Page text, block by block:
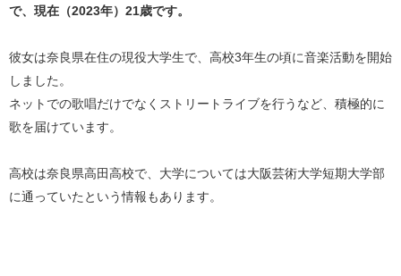
で、現在（2023年）21歳です。
彼女は奈良県在住の現役大学生で、高校3年生の頃に音楽活動を開始
しました。
ネットでの歌唱だけでなくストリートライブを行うなど、積極的に
歌を届けています。
高校は奈良県高田高校で、大学については大阪芸術大学短期大学部
に通っていたという情報もあります。